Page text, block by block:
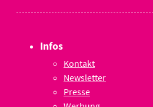
Infos
Kontakt
Newsletter
Presse